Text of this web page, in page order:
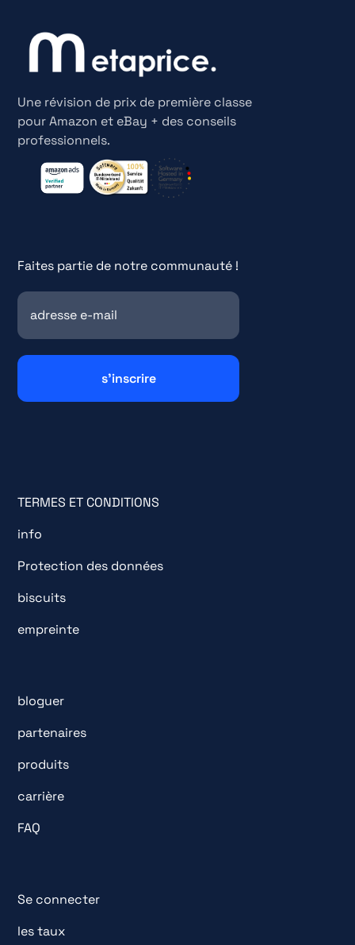
Une révision de prix de première classe
pour Amazon et eBay + des conseils
professionnels.
Faites partie de notre communauté !
TERMES ET CONDITIONS
info
Protection des données
biscuits
empreinte
bloguer
partenaires
produits
carrière
FAQ
Se connecter
les taux